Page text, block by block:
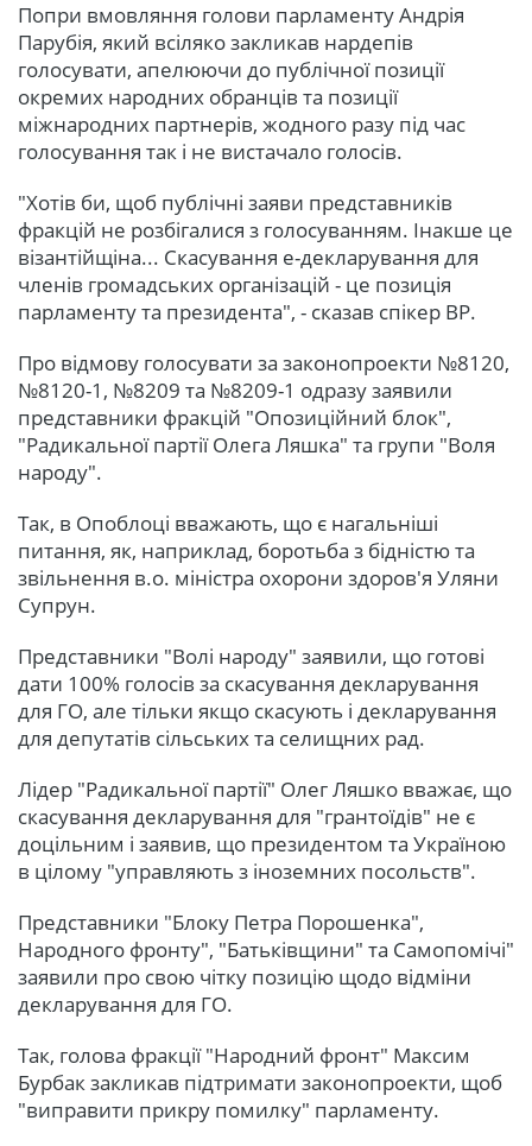
Попри вмовляння голови парламенту Андрія
Парубія, який всіляко закликав нардепів
голосувати, апелюючи до публічної позиції
окремих народних обранців та позиції
міжнародних партнерів, жодного разу під час
голосування так і не вистачало голосів.
"Хотів би, щоб публічні заяви представників
фракцій не розбігалися з голосуванням. Інакше це
візантійщіна... Скасування е-декларування для
членів громадських організацій - це позиція
парламенту та президента", - сказав спікер ВР.
Про відмову голосувати за законопроекти №8120,
№8120-1, №8209 та №8209-1 одразу заявили
представники фракцій "Опозиційний блок",
"Радикальної партії Олега Ляшка" та групи "Воля
народу".
Так, в Опоблоці вважають, що є нагальніші
питання, як, наприклад, боротьба з бідністю та
звільнення в.о. міністра охорони здоров'я Уляни
Супрун.
Представники "Волі народу" заявили, що готові
дати 100% голосів за скасування декларування
для ГО, але тільки якщо скасують і декларування
для депутатів сільських та селищних рад.
Лідер "Радикальної партії" Олег Ляшко вважає, що
скасування декларування для "грантоїдів" не є
доцільним і заявив, що президентом та Україною
в цілому "управляють з іноземних посольств".
Представники "Блоку Петра Порошенка",
Народного фронту", "Батьківщини" та Самопомічі"
заявили про свою чітку позицію щодо відміни
декларування для ГО.
Так, голова фракції "Народний фронт" Максим
Бурбак закликав підтримати законопроекти, щоб
"виправити прикру помилку" парламенту.